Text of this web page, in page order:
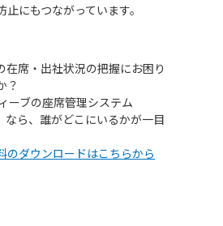
にもつながっています。
在席・出社状況の把握にお困り
？
ーブの座席管理システム
なら、誰がどこにいるかが一目
ダウンロードはこちらから